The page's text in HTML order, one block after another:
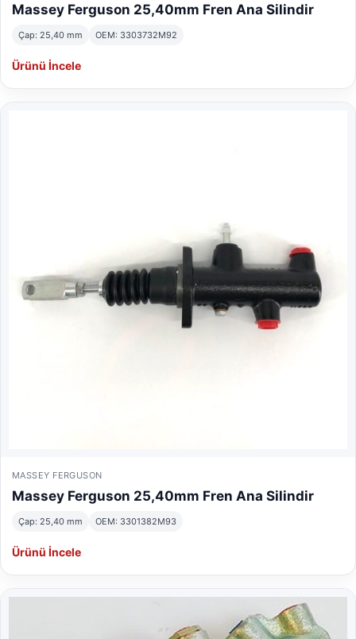
Massey Ferguson 25,40mm Fren Ana Silindir
Çap: 25,40 mm OEM: 3303732M92
Ürünü İncele
MASSEY FERGUSON
Massey Ferguson 25,40mm Fren Ana Silindir
Çap: 25,40 mm OEM: 3301382M93
Ürünü İncele